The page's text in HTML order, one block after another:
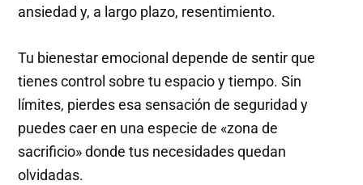
ansiedad y, a largo plazo, resentimiento.
Tu bienestar emocional depende de sentir que
tienes control sobre tu espacio y tiempo. Sin
límites, pierdes esa sensación de seguridad y
puedes caer en una especie de «zona de
sacrificio» donde tus necesidades quedan
olvidadas.